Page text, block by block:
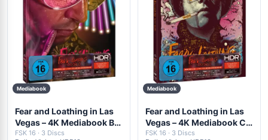
Mediabook
Fear and Loathing in Las
Vegas – 4K Mediabook B
(UHD + Blu-ray Disc +
FSK 16 · 3 Discs
Mediabook
Fear and Loathing in Las
Vegas – 4K Mediabook C
(UHD + Blu-ray Disc +
FSK 16 · 3 Discs